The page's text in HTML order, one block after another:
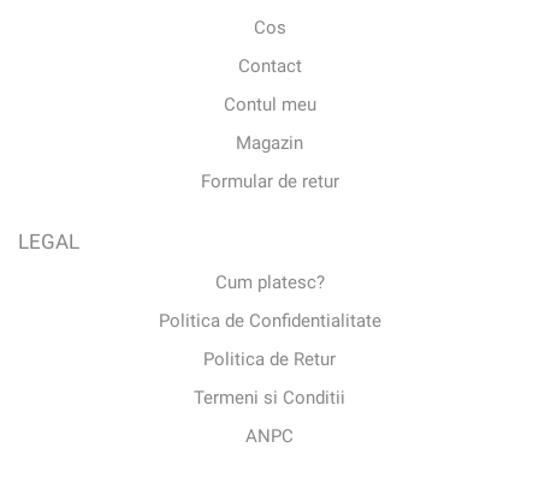
Cos
Contact
Contul meu
Magazin
Formular de retur
LEGAL
Cum platesc?
Politica de Confidentialitate
Politica de Retur
Termeni si Conditii
ANPC